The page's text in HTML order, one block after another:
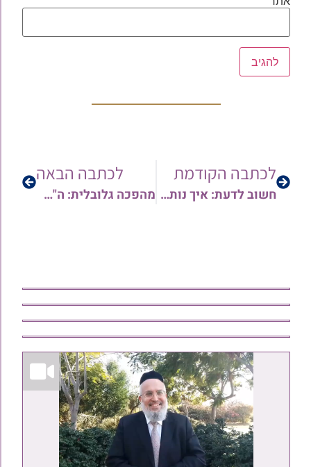
לכתבה הקודמת
חשוב לדעת: איך נותנים מעשר ראשון ללוי או מעשר עני לעני? | הרב אורן צדוק
לכתבה הבאה
מהפכה גלובלית: ה"מיחזור" בראי ההלכה | שיעור מיוחד מפי הרב ישי יפת